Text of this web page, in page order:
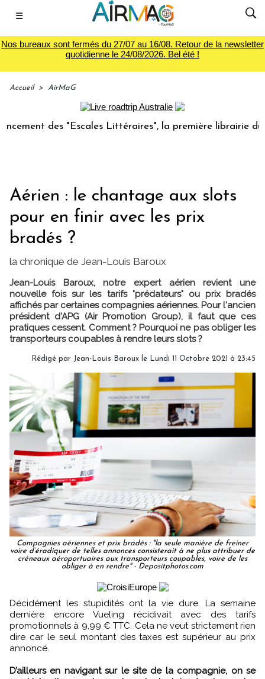
☰
Nos bureaux sont fermés du 27/07 au 16/08. Retour de la newsletter
quotidienne le 24/08/2026. Bel été !
Accueil > AirMaG
des "Escales Littéraires", la première librairie du voyage
Aérien : le chantage aux slots
pour en finir avec les prix
bradés ?
la chronique de Jean-Louis Baroux
Jean-Louis Baroux, notre expert aérien revient une
nouvelle fois sur les tarifs "prédateurs" ou prix bradés
affichés par certaines compagnies aériennes. Pour l'ancien
président d'APG (Air Promotion Group), il faut que ces
pratiques cessent. Comment ? Pourquoi ne pas obliger les
transporteurs coupables à rendre leurs slots ?
Rédigé par Jean-Louis Baroux le Lundi 11 Octobre 2021 à 23:45
Compagnies aériennes et prix bradés : "la seule manière de freiner
voire d’éradiquer de telles annonces consisterait à ne plus attribuer de
créneaux aéroportuaires aux transporteurs coupables, voire de les
obliger à en rendre" - Depositphotos.com
Décidément les stupidités ont la vie dure. La semaine
dernière encore Vueling récidivait avec des tarifs
promotionnels à 9,99 € TTC. Cela ne veut strictement rien
dire car le seul montant des taxes est supérieur au prix
annoncé.
D’ailleurs en navigant sur le site de la compagnie, on se